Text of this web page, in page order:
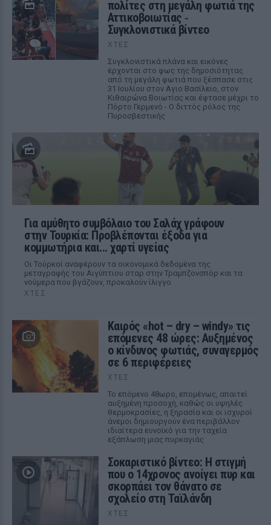
πολίτες στη μεγάλη φωτιά της
Αττικοβοιωτίας ‑
Συγκλονιστικά βίντεο
ΧΤΕΣ
Συγκλονιστικά πλάνα και εικόνες
έρχονται στο φως της δημοσιότητας
από τη μεγάλη φωτιά που ξέσπασε στις
31 Ιουλίου στον Αγιο Βασίλειο, στον
Κιθαιρώνα Βοιωτίας και έφτασε μέχρι το
Πόρτο Γερμενό - Ο διττός ρόλος της
Πυροσβεστικής
Για αμύθητο συμβόλαιο του Σαλάχ γράφουν
στην Τουρκία: Προβλέπονται έξοδα για
κομμωτήρια και... χαρτί υγείας
Οι Τούρκοί αναφέρουν τα οικονομικά δεδομένα της
μεταγραφής του Αιγύπτιου σταρ στην Τραμπζονσπόρ και τα
νούμερα που βγάζουν, προκαλούν ίλιγγο
ΧΤΕΣ
Καιρός «hot – dry – windy» τις
επόμενες 48 ώρες: Αυξημένος
ο κίνδυνος φωτιάς, συναγερμός
σε 6 περιφέρειες
ΧΤΕΣ
Το επόμενο 48ωρο, επομένως, απαιτεί
αυξημένη προσοχή, καθώς οι υψηλές
θερμοκρασίες, η ξηρασία και οι ισχυροί
άνεμοι δημιουργούν ένα περιβάλλον
ιδιαίτερα ευνοϊκό για την ταχεία
εξάπλωση μιας πυρκαγιάς
Σοκαριστικό βίντεο: Η στιγμή
που ο 14χρονος ανοίγει πυρ και
σκορπάει τον θάνατο σε
σχολείο στη Ταϊλάνδη
ΧΤΕΣ